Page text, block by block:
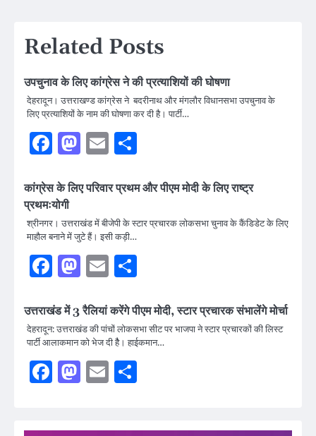
Related Posts
उपचुनाव के लिए कांग्रेस ने की प्रत्याशियों की घोषणा
देहरादून। उत्तराखण्ड कांग्रेस ने बदरीनाथ और मंगलौर विधानसभा उपचुनाव के
लिए प्रत्याशियों के नाम की घोषणा कर दी है। पार्टी…
Facebook
Mastodon
Email
कांग्रेस के लिए परिवार प्रथम और पीएम मोदी के लिए राष्ट्र
प्रथमःयोगी
श्रीनगर। उत्तराखंड में बीजेपी के स्टार प्रचारक लोकसभा चुनाव के कैंडिडेट के लिए
माहौल बनाने में जुटे हैं। इसी कड़ी…
Facebook
Mastodon
Email
उत्तराखंड में 3 रैलियां करेंगे पीएम मोदी, स्टार प्रचारक संभालेंगे मोर्चा
देहरादून: उत्तराखंड की पांचों लोकसभा सीट पर भाजपा ने स्टार प्रचारकों की लिस्ट
पार्टी आलाकमान को भेज दी हैै। हाईकमान…
Facebook
Mastodon
Email